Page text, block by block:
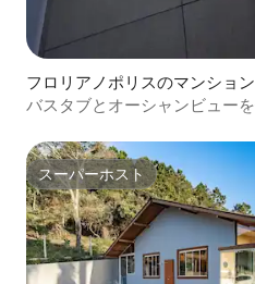
フロリアノポリスのマンショ
バスタブとオーシャンビュー
スーパーホスト
スーパーホスト